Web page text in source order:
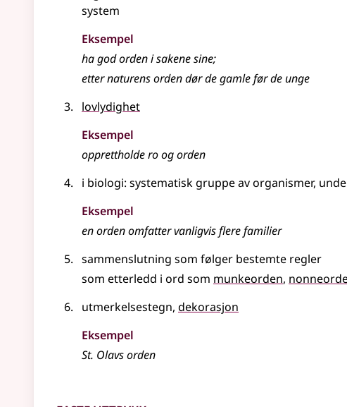
system
Eksempel
ha godordeni sakene sine;
etter naturensordendør de gamle før de unge
lovlydighet
Eksempel
opprettholde ro ogorden
i biologi: systematisk gruppe av organismer,
Eksempel
enordenomfatter vanligvis flere familier
sammenslutning som følger bestemte regler
som etterledd i ord som munkeorden
utmerkelsestegn, dekorasjon
Eksempel
St. Olavsorden